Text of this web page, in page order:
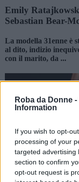
Roba da Donne -
Information
If you wish to opt-
processing of your
targeted advertising
section to confirm
opt-out request is
Emily
Sebastian Bear-
La modella 31enne è
al dito, indizio
con il marito, da ...